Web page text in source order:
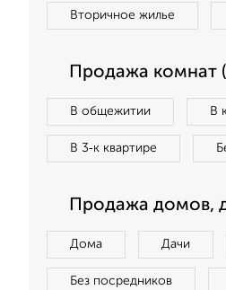
Вторичное жилье
Продажа комнат
В общежитии В
В 3‑к квартире
Продажа домов,
Дома Дачи
Без посредников